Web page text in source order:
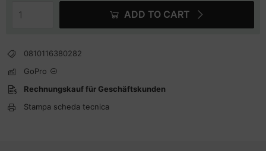
ADD TO CART
0810116380282
GoPro
Rechnungskauf für Geschäftskunden
Stampa scheda tecnica